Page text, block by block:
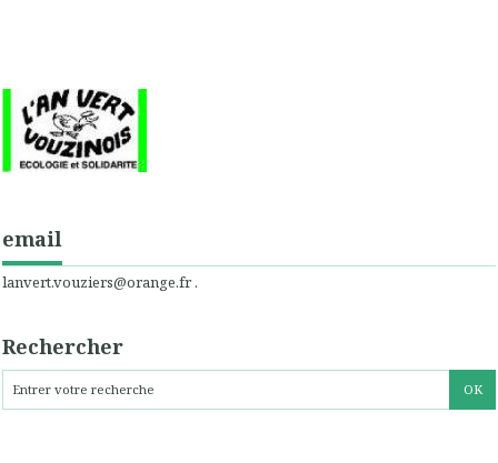
email
lanvert.vouziers@orange.fr .
Rechercher